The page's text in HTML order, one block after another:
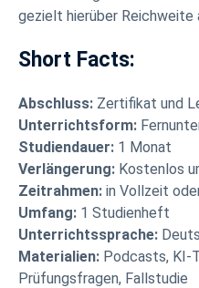
gezielt hierüber Reichweite
Short Facts:
Abschluss: Zertifikat und
Unterrichtsform:
Studiendauer: 1 Monat
Verlängerung: Kostenlos
Zeitrahmen: in Vollzeit
Umfang: 1 Studienheft
Unterrichtssprache:
Materialien: Podcasts, KI-
Prüfungsfragen, Fallstudie